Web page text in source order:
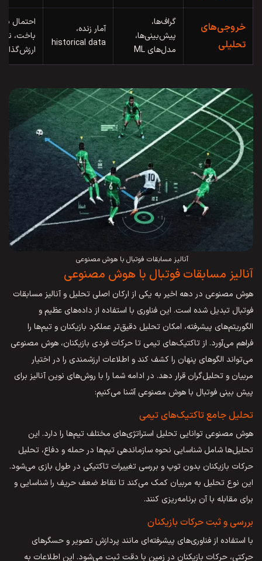
خروجی‌های
تحلیلی
گراف‌ها،
پیش‌بینی‌ها،
مدل‌های ML
آمار زنده،
historical data
احتمال
باخت، نرخ
آنالیز مسابقات فوتبال با هوش مصنوعی
آنالیز مسابقات فوتبال با هوش مصنوعی
هوش مصنوعی در دهه اخیر به یکی از ارکان اصلی تحلیل و آنالیز مسابقات
فوتبال تبدیل شده است. این فناوری با استفاده از داده‌های عظیم و
الگوریتم‌های پیشرفته، امکان تحلیل دقیق‌تر عملکرد بازیکنان و تیم‌ها را
فراهم می‌آورد. از تاکتیک‌های تیمی تا حرکات فردی بازیکنان، هوش مصنوعی
می‌تواند الگوهای پنهان را کشف کند و اطلاعات ارزشمندی را در اختیار
مربیان و تحلیل‌گران قرار دهد. در ادامه شما را با روش‌های نوین آنالیز برای
پیش بینی فوتبال با هوش مصنوعی آشنا می‌کنیم:
تحلیل جامع تاکتیک‌های تیمی
هوش مصنوعی توانایی تحلیل استراتژی‌های مختلف تیم‌ها را دارد. این
تحلیل‌ها شامل شناسایی نحوه سازماندهی تیم‌ها در حمله و دفاع، تحلیل
حرکات بازیکنان بدون توپ و بررسی تغییرات تاکتیکی در طول بازی می‌شود.
این نوع تحلیل به مربیان کمک می‌کند تا نقاط ضعف حریف را شناسایی و
برای مقابله با آن برنامه‌ریزی کنند.
بررسی و ثبت حرکات بازیکنان
با استفاده از فناوری‌های پیشرفته‌ای مانند پردازش تصویر و حسگرهای
حرکتی، حرکات بازیکنان در زمین با دقت ثبت می‌شود. این اطلاعات به